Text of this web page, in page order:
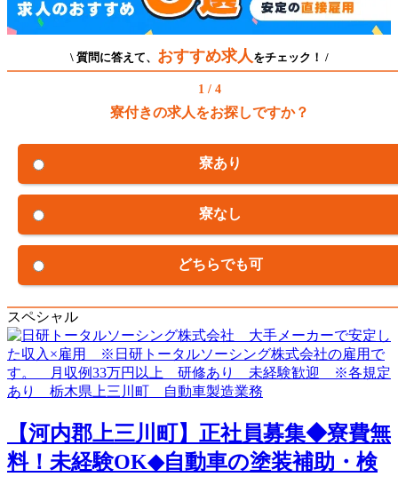
\ 質問に答えて、 おすすめ求人 をチェック！ /
1 / 4
寮付きの求人をお探しですか？
寮あり
寮なし
どちらでも可
スペシャル
【河内郡上三川町】正社員募集◆寮費無
料！未経験OK◆自動車の塗装補助・検